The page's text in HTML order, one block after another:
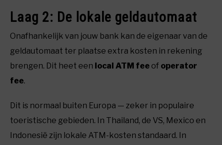
Laag 2: De lokale geldautomaat
Onafhankelijk van jouw bank kan de eigenaar van de
geldautomaat ter plaatse extra kosten in rekening
brengen. Dit heet een local ATM fee of operator
fee.
Dit is normaal buiten Europa — zeker in populaire
toeristische gebieden. In Thailand, de VS, Mexico en
Indonesië zijn lokale ATM-kosten standaard. In